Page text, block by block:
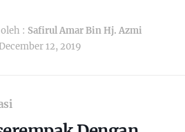
: Safirul Amar Bin Hj. Azmi
12, 2019